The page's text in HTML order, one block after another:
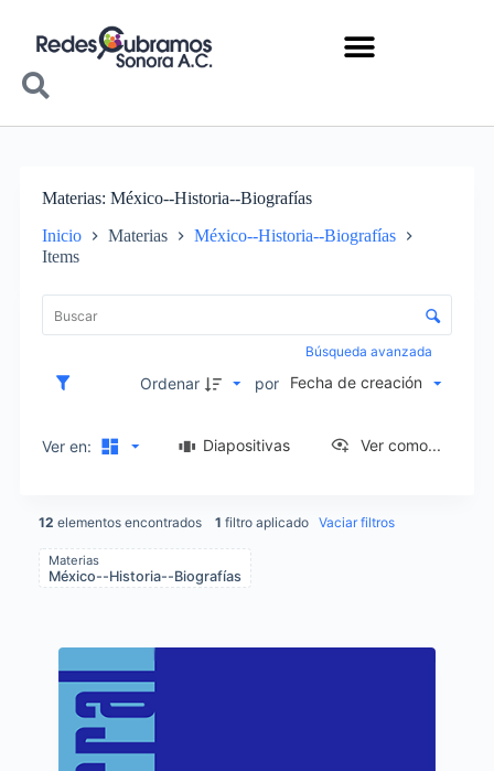
Materias México--Historia--Biografías
Inicio Materias
México--Historia--Biografías
Items
Control de clasificación y visualización
Búsqueda avanzada
Ordenar por Fecha de creación
Ver en: Diapositivas Ver como...
12 elementos encontrados 1 filtro aplicado Vaciar filtros
Materias
México--Historia--Biografías
Items list results